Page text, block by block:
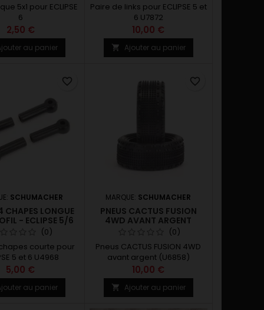
5x1 pour ECLIPSE
6
2,50 €
au panier
Paire de links pour ECLIPSE 5 et
6 U7872
10,00 €
 Ajouter au panier
SCHUMACHER
CHAPES LONGUE
- ECLIPSE 5/6
(0)
courte pour
5 et 6 U4968
5,00 €
au panier
favorite_border
MARQUE: SCHUMACHER
PNEUS CACTUS FUSION
4WD AVANT ARGENT
(0)
Pneus CACTUS FUSION 4WD
avant argent (U6858)
10,00 €
 Ajouter au panier
favorite_border